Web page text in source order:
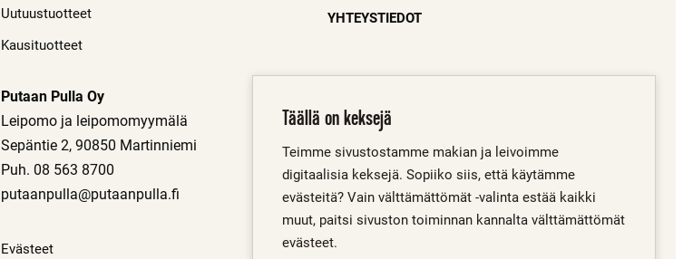
Uutuustuotteet
Kausituotteet
Putaan Pulla Oy
Leipomo ja leipomomyymälä
Sepäntie 2, 90850 Martinniemi
Puh. 08 563 8700
putaanpulla@putaanpulla.fi
Evästeet
YHTEYSTIEDOT
Täällä on keksejä
Teimme sivustostamme makian ja leivoimme
digitaalisia keksejä. Sopiiko siis, että käytämme
evästeitä? Vain välttämättömät -valinta estää kaikki
muut, paitsi sivuston toiminnan kannalta välttämättömät
evästeet.